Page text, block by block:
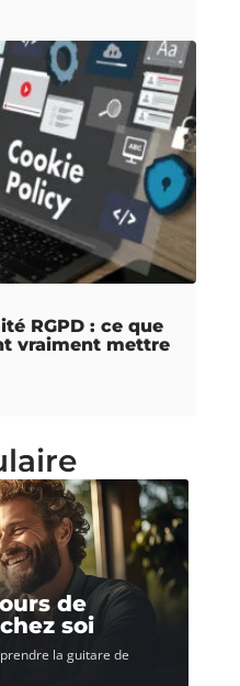
RGPD : ce que
vraiment mettre
de
soi
la guitare de